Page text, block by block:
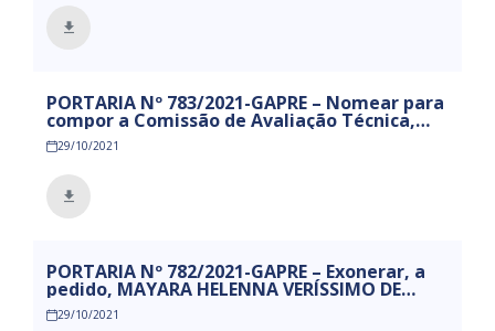
PORTARIA Nº 783/2021-GAPRE – Nomear para
compor a Comissão de Avaliação Técnica,
com a finalidade de analisar e selecionar os
projetos de fomento e premiações previstos
no inciso I, do art. 2º do Decreto nº 1605/2021.
29/10/2021
PORTARIA Nº 782/2021-GAPRE – Exonerar, a
pedido, MAYARA HELENNA VERÍSSIMO DE
FARIAS
29/10/2021